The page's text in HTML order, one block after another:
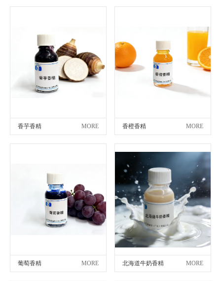
香芋香精 MORE 香橙香精 MORE
葡萄香精 MORE 北海道牛奶香精 MORE